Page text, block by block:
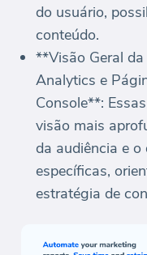
do usuário,
conteúdo.
**Visão Geral
Analytics e
Console**:
visão mais
da audiência e o
específicas,
estratégia de